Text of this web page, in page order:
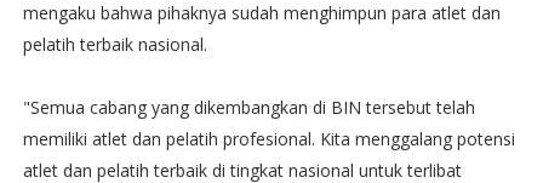
mengaku bahwa pihaknya sudah menghimpun para atlet dan
pelatih terbaik nasional.
"Semua cabang yang dikembangkan di BIN tersebut telah
memiliki atlet dan pelatih profesional. Kita menggalang potensi
atlet dan pelatih terbaik di tingkat nasional untuk terlibat